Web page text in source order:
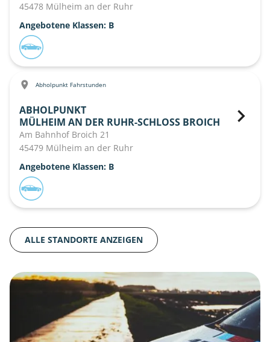
45478 Mülheim an der Ruhr
Angebotene Klassen: B
Abholpunkt Fahrstunden
ABHOLPUNKT
MÜLHEIM AN DER RUHR-SCHLOSS BROICH
Am Bahnhof Broich 21
45479 Mülheim an der Ruhr
Angebotene Klassen: B
ALLE STANDORTE ANZEIGEN